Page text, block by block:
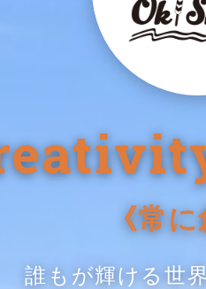
《常
誰もが輝ける世